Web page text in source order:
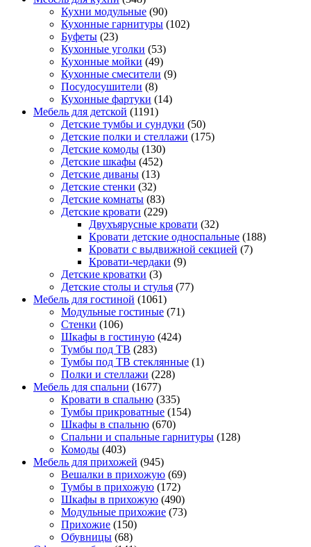
Кухни модульные (90)
Кухонные гарнитуры (102)
Буфеты (23)
Кухонные уголки (53)
Кухонные мойки (49)
Кухонные смесители (9)
Посудосушители (8)
Кухонные фартуки (14)
Мебель для детской (1191)
Детские тумбы и сундуки (50)
Детские полки и стеллажи (175)
Детские комоды (130)
Детские шкафы (452)
Детские диваны (13)
Детские стенки (32)
Детские комнаты (83)
Детские кровати (229)
Двухъярусные кровати (32)
Кровати детские односпальные (188)
Кровати с выдвижной секцией (7)
Кровати-чердаки (9)
Детские кроватки (3)
Детские столы и стулья (77)
Мебель для гостиной (1061)
Модульные гостиные (71)
Стенки (106)
Шкафы в гостиную (424)
Тумбы под ТВ (283)
Тумбы под ТВ стеклянные (1)
Полки и стеллажи (228)
Мебель для спальни (1677)
Кровати в спальню (335)
Тумбы прикроватные (154)
Шкафы в спальню (670)
Спальни и спальные гарнитуры (128)
Комоды (403)
Мебель для прихожей (945)
Вешалки в прихожую (69)
Тумбы в прихожую (172)
Шкафы в прихожую (490)
Модульные прихожие (73)
Прихожие (150)
Обувницы (68)